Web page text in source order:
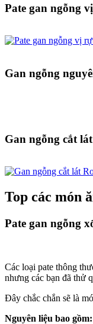
Pate gan ngỗng
Gan ngỗng
Gan ngỗng cắt
Top các món
Pate gan ngỗng
Các loại pate thông
nhưng các bạn đã thử
Đây chắc chắn sẽ là
Nguyên liệu bao gồm: